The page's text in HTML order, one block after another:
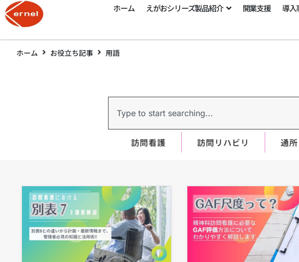
ホーム えがおシリーズ製品紹介 開業支援 導入
ホーム お役立ち記事 用語
訪問看護 訪問リハビリ 通